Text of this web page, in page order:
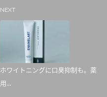
NEXT
ホワイトニングに口臭抑制も。薬
用...